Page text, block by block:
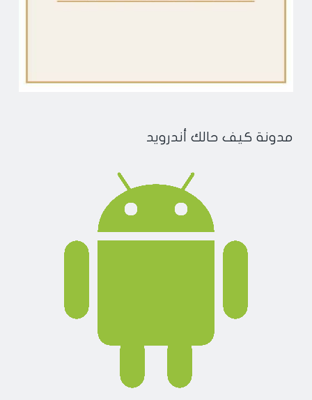
مدونة كيف حالك أندرويد